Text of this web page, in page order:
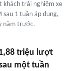
trải nghiệm xe
sau 1 tuần áp dụng,
năm trước.
triệu lượt
một tuần